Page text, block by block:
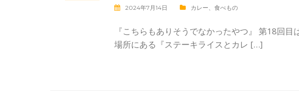
2024年7月14日 カレー、 食べもの
『こちらもありそうでなかったやつ』 第18回
場所にある『ステーキライスとカレ […]